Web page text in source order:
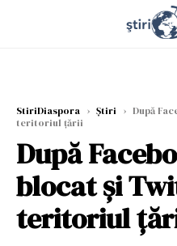
StiriDiaspora › Știri › După
teritoriul țării
După
blocat și
teritoriul